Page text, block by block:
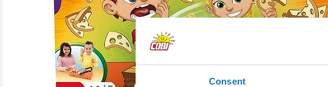
Consent